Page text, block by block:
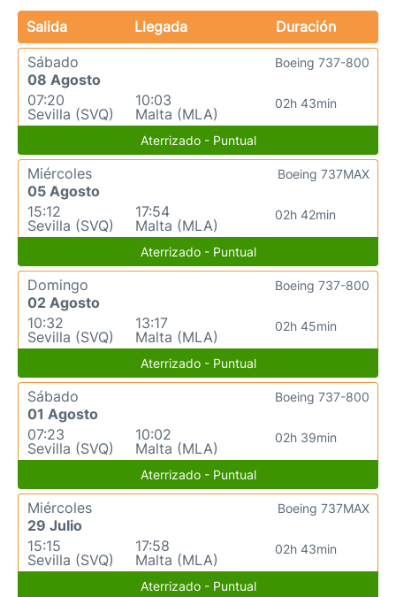
Salida Llegada
Duración
Sábado
08 Agosto
07:20
Sevilla (SVQ)
10:03
Malta (MLA)
02h 43min
Boeing 737-800
Aterrizado - Puntual
Miércoles
05 Agosto
15:12
Sevilla (SVQ)
17:54
Malta (MLA)
02h 42min
Boeing 737MAX
Aterrizado - Puntual
Domingo
02 Agosto
10:32
Sevilla (SVQ)
13:17
Malta (MLA)
02h 45min
Boeing 737-800
Aterrizado - Puntual
Sábado
01 Agosto
07:23
Sevilla (SVQ)
10:02
Malta (MLA)
02h 39min
Boeing 737-800
Aterrizado - Puntual
Miércoles
29 Julio
15:15
Sevilla (SVQ)
17:58
Malta (MLA)
02h 43min
Boeing 737MAX
Aterrizado - Puntual